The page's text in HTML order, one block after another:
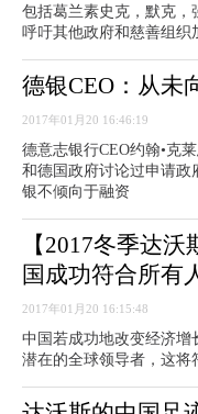
包括葛兰素史克，默克，
呼吁其他政府和慈善组织
德银CEO：从未
2017年01月20 16:46:19
德意志银行CEO约翰•克
和德国政府讨论过申请政
银不倾向于融资
【2017冬季达
国成功符合所有
2017年01月20 16:15:48
中国若成功地改变经济增
潜在的全球领导者，这将